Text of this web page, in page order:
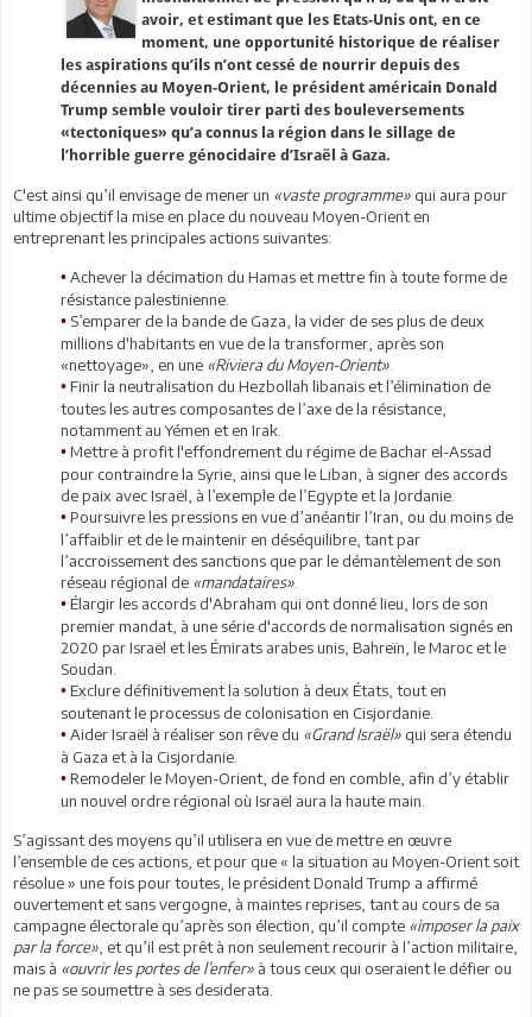
avoir, et estimant que les Etats-Unis ont, en ce
moment, une opportunité historique de réaliser
les aspirations qu’ils n’ont cessé de nourrir depuis des
décennies au Moyen-Orient, le président américain Donald
Trump semble vouloir tirer parti des bouleversements
«tectoniques» qu’a connus la région dans le sillage de
l’horrible guerre génocidaire d’Israël à Gaza.
C'est ainsi qu’il envisage de mener un «vaste programme» qui aura pour
ultime objectif la mise en place du nouveau Moyen-Orient en
entreprenant les principales actions suivantes:
• Achever la décimation du Hamas et mettre fin à toute forme de
résistance palestinienne.
• S’emparer de la bande de Gaza, la vider de ses plus de deux
millions d'habitants en vue de la transformer, après son
«nettoyage», en une «Riviera du Moyen-Orient»
• Finir la neutralisation du Hezbollah libanais et l’élimination de
toutes les autres composantes de l’axe de la résistance,
notamment au Yémen et en Irak.
• Mettre à profit l'effondrement du régime de Bachar el-Assad
pour contraindre la Syrie, ainsi que le Liban, à signer des accords
de paix avec Israël, à l’exemple de l’Egypte et la Jordanie.
• Poursuivre les pressions en vue d’anéantir l’Iran, ou du moins de
l’affaiblir et de le maintenir en déséquilibre, tant par
l’accroissement des sanctions que par le démantèlement de son
réseau régional de «mandataires»
• Élargir les accords d'Abraham qui ont donné lieu, lors de son
premier mandat, à une série d'accords de normalisation signés en
2020 par Israël et les Émirats arabes unis, Bahreïn, le Maroc et le
Soudan.
• Exclure définitivement la solution à deux États, tout en
soutenant le processus de colonisation en Cisjordanie.
• Aider Israël à réaliser son rêve du «Grand Israël» qui sera étendu
à Gaza et à la Cisjordanie.
• Remodeler le Moyen-Orient, de fond en comble, afin d’y établir
un nouvel ordre régional où Israël aura la haute main.
S’agissant des moyens qu’il utilisera en vue de mettre en œuvre
l’ensemble de ces actions, et pour que « la situation au Moyen-Orient soit
résolue » une fois pour toutes, le président Donald Trump a affirmé
ouvertement et sans vergogne, à maintes reprises, tant au cours de sa
campagne électorale qu’après son élection, qu’il compte «imposer la paix
par la force» , et qu’il est prêt à non seulement recourir à l’action militaire,
mais à «ouvrir les portes de l’enfer» à tous ceux qui oseraient le défier ou
ne pas se soumettre à ses desiderata.